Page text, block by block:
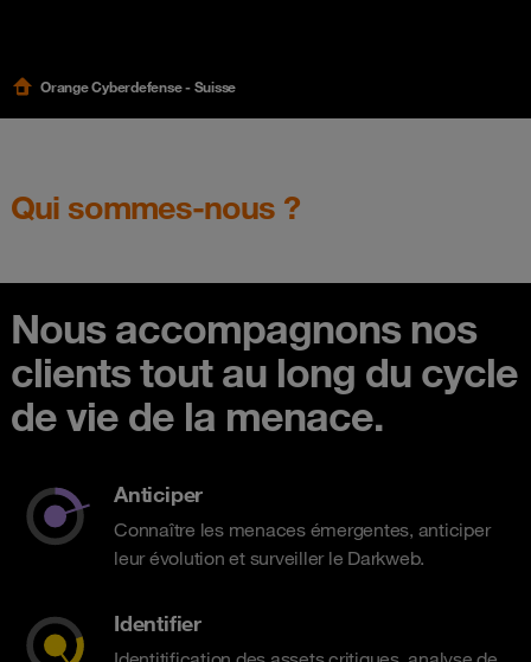
Orange Cyberdefense - Suisse
Qui sommes-nous ?
Nous accompagnons nos
clients tout au long du cycle
de vie de la menace.
Anticiper
Connaître les menaces émergentes, anticiper
leur évolution et surveiller le Darkweb.
Identifier